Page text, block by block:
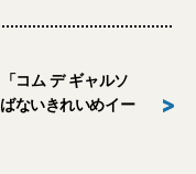
コム デ ギャルソ
ないきれいめイー
>